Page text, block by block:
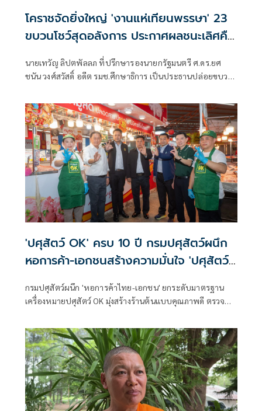
โคราชจัดยิ่งใหญ่ 'งานแห่เทียนพรรษา' 23
ขบวนโชว์สุดอลังการ ประกาศผลชนะเลิศคืน
นายเทวัญ ลิปตพัลลภ ที่ปรึกษารองนายกรัฐมนตรี ศ.ดร.ยศ
ชนัน วงศ์สวัสดิ์ อดีต รมช.ศึกษาธิการ เป็นประธานปล่อยขบวน
ชื่องาน “พุทธศิลป์ และแสงธรรมแห่งศรัทธา” ชิงถ้วย
พระราชทาน สมเด็จพระกนิษฐาธิราชเจ้า
'ปศุสัตว์ OK' ครบ 10 ปี กรมปศุสัตว์ผนึก
หอการค้า-เอกชนสร้างความมั่นใจ 'ปศุสัตว์
กรมปศุสัตว์ผนึก 'หอการค้าไทย-เอกชน' ยกระดับมาตรฐาน
เครื่องหมายปศุสัตว์ OK มุ่งสร้างร้านต้นแบบคุณภาพดี ตรวจ
ปลอดภัยทุกคำ-ไม่แพง